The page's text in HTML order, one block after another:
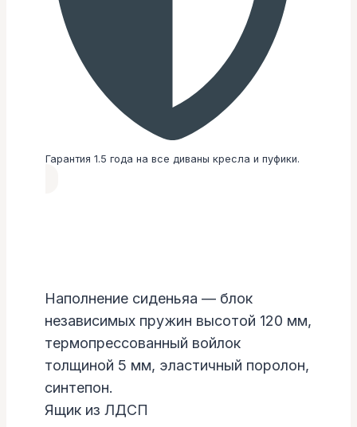
Гарантия 1.5 года на все диваны кресла и пуфики.
Наполнение сиденьяа — блок
независимых пружин высотой 120 мм,
термопрессованный войлок
толщиной 5 мм, эластичный поролон,
синтепон.
Ящик из ЛДСП